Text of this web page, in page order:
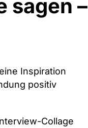
sagen –
Inspiration
positiv
Collage